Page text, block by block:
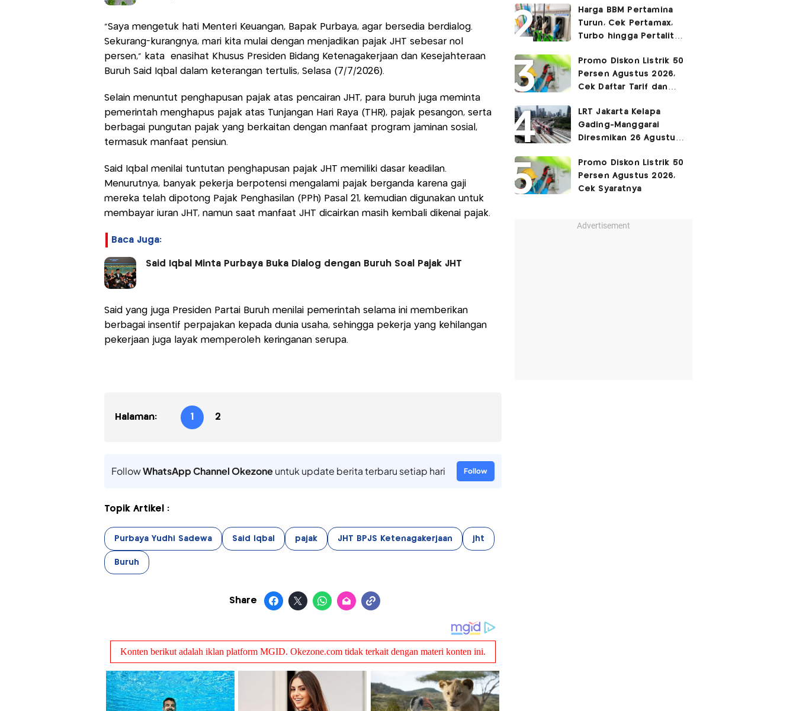
"Saya mengetuk hati Menteri Keuangan, Bapak Purbaya, agar bersedia berdialog.
Sekurang-kurangnya, mari kita mulai dengan menjadikan pajak JHT sebesar nol
persen," kata enasihat Khusus Presiden Bidang Ketenagakerjaan dan Kesejahteraan
Buruh Said Iqbal dalam keterangan tertulis, Selasa (7/7/2026).
Selain menuntut penghapusan pajak atas pencairan JHT, para buruh juga meminta
pemerintah menghapus pajak atas Tunjangan Hari Raya (THR), pajak pesangon, serta
berbagai pungutan pajak yang berkaitan dengan manfaat program jaminan sosial,
termasuk manfaat pensiun.
Said Iqbal menilai tuntutan penghapusan pajak JHT memiliki dasar keadilan.
Menurutnya, banyak pekerja berpotensi mengalami pajak berganda karena gaji
mereka telah dipotong Pajak Penghasilan (PPh) Pasal 21, kemudian digunakan untuk
membayar iuran JHT, namun saat manfaat JHT dicairkan masih kembali dikenai pajak.
Baca Juga:
Said Iqbal Minta Purbaya Buka Dialog dengan Buruh Soal Pajak JHT
Said yang juga Presiden Partai Buruh menilai pemerintah selama ini memberikan
berbagai insentif perpajakan kepada dunia usaha, sehingga pekerja yang kehilangan
pekerjaan juga layak memperoleh keringanan serupa.
Halaman: 1 2
FollowWhatsApp Channel Okezoneuntuk update berita terbaru setiap hari Follow
Topik Artikel :
Purbaya Yudhi Sadewa Said Iqbal pajak JHT BPJS Ketenagakerjaan jht
Buruh
Share
2026
Harga BBM Pertamina
Turun, Cek Pertamax,
Turbo hingga Pertalite
Promo Diskon Listrik 50
Persen Agustus 2026,
Cek Daftar Tarif dan
LRT Jakarta Kelapa
Gading-Manggarai
Diresmikan 26 Agustus
Promo Diskon Listrik 50
Persen Agustus 2026,
Cek Syaratnya
Advertisement